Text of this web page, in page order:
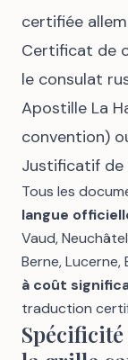
certifiée
Certificat de
le consulat
Apostille La
convention)
Justificatif de
Tous les
langue
Vaud,
Berne, Lucerne,
à coût
traduction